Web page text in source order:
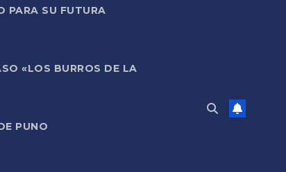
PARA SU FUTURA
«LOS BURROS DE LA
PUNO